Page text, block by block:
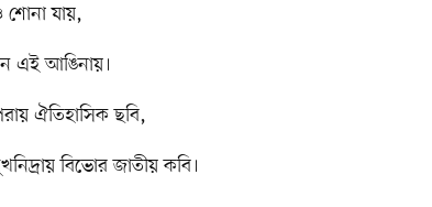
যায়,
এই আঙিনায়।
ঐতিহাসিক ছবি,
বিভোর জাতীয় কবি।